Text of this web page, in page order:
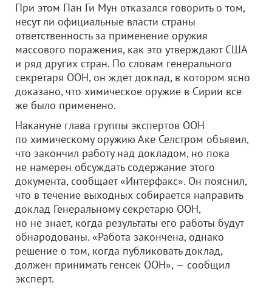
При этом Пан Ги Мун отказался говорить о том,
несут ли официальные власти страны
ответственность за применение оружия
массового поражения, как это утверждают США
и ряд других стран. По словам генерального
секретаря ООН, он ждет доклад, в котором ясно
доказано, что химическое оружие в Сирии все
же было применено.
Накануне глава группы экспертов ООН
по химическому оружию Аке Селстром объявил,
что закончил работу над докладом, но пока
не намерен обсуждать содержание этого
документа, сообщает «Интерфакс». Он пояснил,
что в течение выходных собирается направить
доклад Генеральному секретарю ООН,
но не знает, когда результаты его работы будут
обнародованы. «Работа закончена, однако
решение о том, когда публиковать доклад,
должен принимать генсек ООН», — сообщил
эксперт.